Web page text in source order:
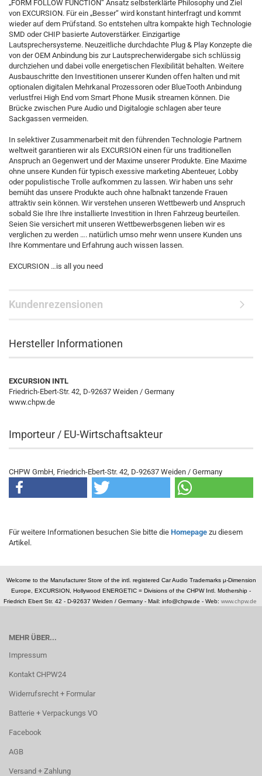
„FORM FOLLOW FUNCTION“ Ansatz selbsterklärte Philosophy und Ziel
von EXCURSION. Für ein „Besser“ wird konstant hinterfragt und kommt
wieder auf dem Prüfstand. So entstehen ultra kompakte high Technologie
SMD oder CHIP basierte Autoverstärker. Einzigartige
Lautsprechersysteme. Neuzeitliche durchdachte Plug & Play Konzepte die
von der OEM Anbindung bis zur Lautsprecherwidergabe sich schlüssig
durchziehen und dabei volle energetischen Flexibilität behalten. Weitere
Ausbauschritte den Investitionen unserer Kunden offen halten und mit
optionalen digitalen Mehrkanal Prozessoren oder BlueTooth Anbindung
verlustfrei High End vom Smart Phone Musik streamen können. Die
Brücke zwischen Pure Audio und Digitalogie schlagen aber teure
Sackgassen vermeiden.
In selektiver Zusammenarbeit mit den führenden Technologie Partnern
weltweit garantieren wir als EXCURSION einen für uns traditionellen
Anspruch an Gegenwert und der Maxime unserer Produkte. Eine Maxime
ohne unsere Kunden für typisch exessive marketing Abenteuer, Lobby
oder populistische Trolle aufkommen zu lassen. Wir haben uns sehr
bemüht das unsere Produkte auch ohne halbnakt tanzende Frauen
attraktiv sein können. Wir verstehen unseren Wettbewerb und Anspruch
sobald Sie Ihre Ihre installierte Investition in Ihren Fahrzeug beurteilen.
Seien Sie versichert mit unseren Wettbewerbsgenen lieben wir es
verglichen zu werden …. natürlich umso mehr wenn unsere Kunden uns
Ihre Kommentare und Erfahrung auch wissen lassen.
EXCURSION …is all you need
Kundenrezensionen
Hersteller Informationen
EXCURSION INTL
Friedrich-Ebert-Str. 42, D-92637 Weiden / Germany
www.chpw.de
Importeur / EU-Wirtschaftsakteur
CHPW GmbH, Friedrich-Ebert-Str. 42, D-92637 Weiden / Germany
Für weitere Informationen besuchen Sie bitte die Homepage zu diesem
Artikel.
Welcome to the Manufacturer Store of the intl. registered Car Audio Trademarks µ-Dimension
Europe, EXCURSION, Hollywood ENERGETIC = Divisions of the CHPW Intl. Mothership -
Friedrich Ebert Str. 42 - D-92637 Weiden / Germany - Mail: info@chpw.de - Web: www.chpw.de
MEHR ÜBER...
Impressum
Kontakt CHPW24
Widerrufsrecht + Formular
Batterie + Verpackungs VO
Facebook
AGB
Versand + Zahlung